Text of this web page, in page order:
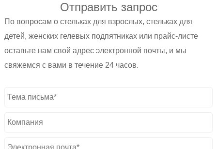
Отправить запрос
По вопросам о стельках для взрослых, стельках для
детей, женских гелевых подпятниках или прайс-листе
оставьте нам свой адрес электронной почты, и мы
свяжемся с вами в течение 24 часов.